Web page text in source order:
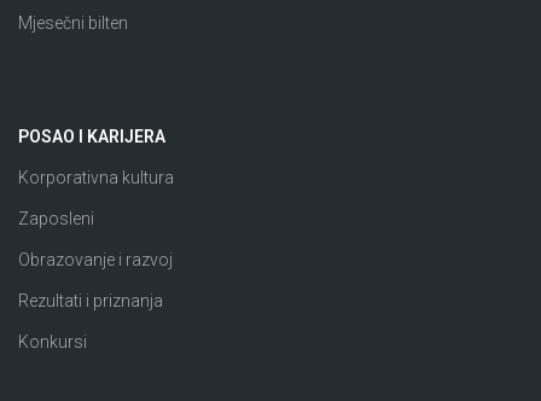
Mjesečni bilten
POSAO I KARIJERA
Korporativna kultura
Zaposleni
Obrazovanje i razvoj
Rezultati i priznanja
Konkursi